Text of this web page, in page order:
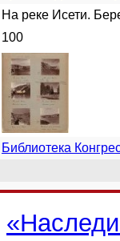
На реке Исети.
100
Библиотека